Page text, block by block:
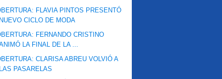
FLAVIA PINTOS PRESENTÓ
CICLO DE MODA
FERNANDO CRISTINO
LA FINAL DE LA ...
CLARISA ABREU VOLVIÓ A
PASARELAS